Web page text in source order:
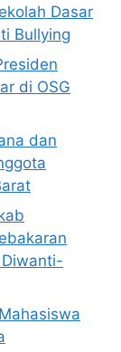
Dasar
Bullying
di OSG
dan